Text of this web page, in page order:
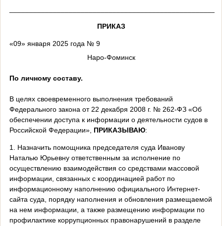
ПРИКАЗ
«09» января 2025 года № 9
Наро-Фоминск
По личному составу.
В целях своевременного выполнения требований
Федерального закона от 22 декабря 2008 г. № 262-ФЗ «Об
обеспечении доступа к информации о деятельности судов в
Российской Федерации», ПРИКАЗЫВАЮ:
1. Назначить помощника председателя суда Иванову
Наталью Юрьевну ответственным за исполнение по
осуществлению взаимодействия со средствами массовой
информации, связанных с координацией работ по
информационному наполнению официального Интернет-
сайта суда, порядку наполнения и обновления размещаемой
на нем информации, а также размещению информации по
профилактике коррупционных правонарушений в разделе